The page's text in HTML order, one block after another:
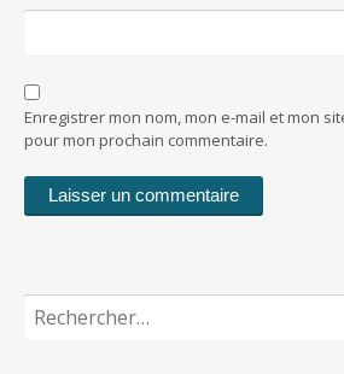
Enregistrer mon nom, mon e-mail et mon
pour mon prochain commentaire.